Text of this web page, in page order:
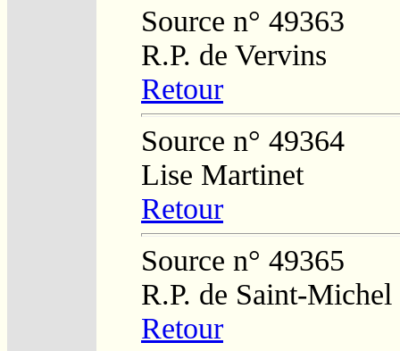
Source n° 49363
R.P. de Vervins
Retour
Source n° 49364
Lise Martinet
Retour
Source n° 49365
R.P. de Saint-Michel
Retour